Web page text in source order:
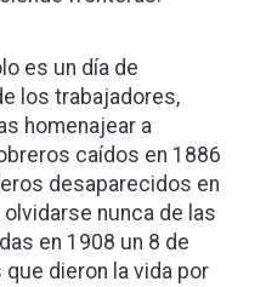
es un día de
los trabajadores,
homenajear a
caídos en 1886
desaparecidos en
olvidarse nunca de las
en 1908 un 8 de
dieron la vida por